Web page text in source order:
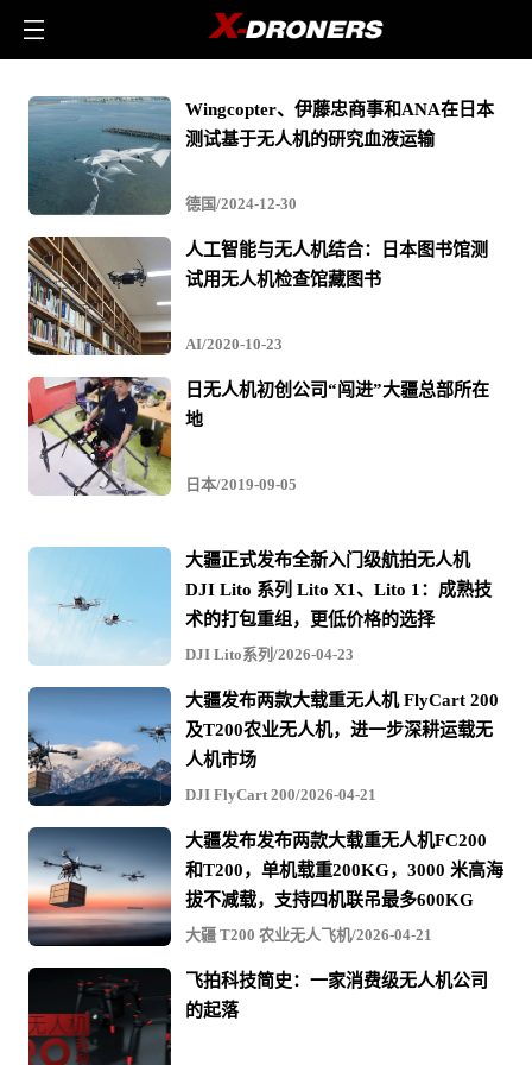
日
本
-
相
关
无
人
机
文
章
与
视
Wingcopter、伊藤忠商事和ANA在日本
测试基于无人机的研究血液运输
德国/2024-12-30
人工智能与无人机结合：日本图书馆测
试用无人机检查馆藏图书
AI/2020-10-23
日无人机初创公司“闯进”大疆总部所在
地
日本/2019-09-05
大疆正式发布全新入门级航拍无人机
DJI Lito 系列 Lito X1、Lito 1：成熟技
术的打包重组，更低价格的选择
DJI Lito系列/2026-04-23
大疆发布两款大载重无人机 FlyCart 200
及T200农业无人机，进一步深耕运载无
人机市场
DJI FlyCart 200/2026-04-21
大疆发布发布两款大载重无人机FC200
和T200，单机载重200KG，3000 米高海
拔不减载，支持四机联吊最多600KG
大疆 T200 农业无人飞机/2026-04-21
飞拍科技简史：一家消费级无人机公司
的起落